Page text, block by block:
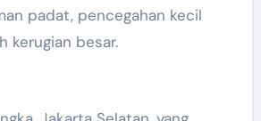
padat, pencegahan kecil
kerugian besar.